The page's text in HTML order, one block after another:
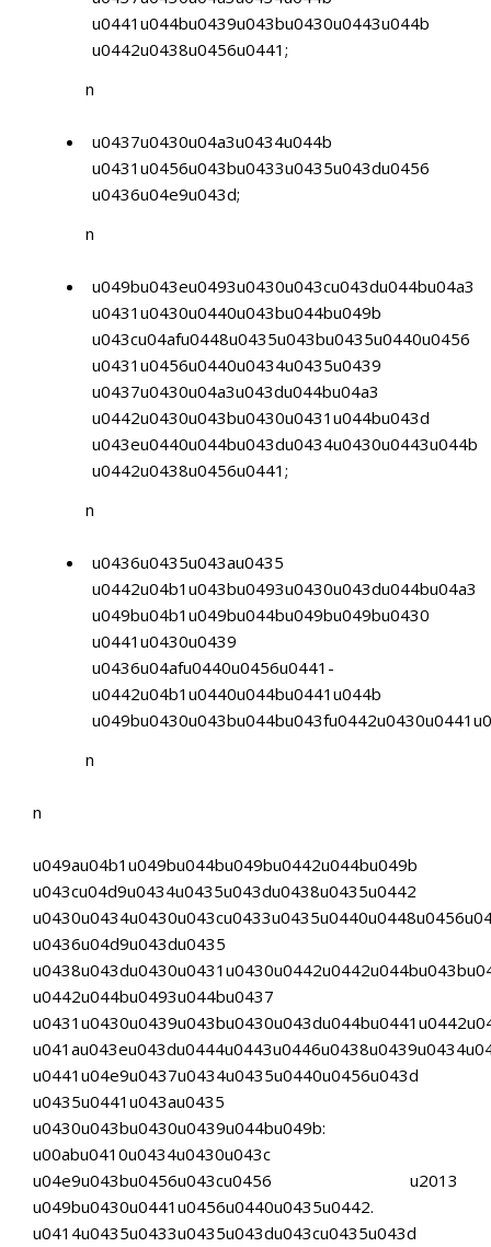
u0441u044bu0439u043bu0430u0443u044b
u0442u0438u0456u0441;
n
u0437u0430u04a3u0434u044b
u0431u0456u043bu0433u0435u043du0456
u0436u04e9u043d;
n
u049bu043eu0493u0430u043cu043du044bu04a3
u0431u0430u0440u043bu044bu049b
u043cu04afu0448u0435u043bu0435u0440u0456
u0431u0456u0440u0434u0435u0439
u0437u0430u04a3u043du044bu04a3
u0442u0430u043bu0430u0431u044bu043d
u043eu0440u044bu043du0434u0430u0443u044b
u0442u0438u0456u0441;
n
u0436u0435u043au0435
u0442u04b1u043bu0493u0430u043du044bu04a3
u049bu04b1u049bu044bu049bu049bu0430
u0441u0430u0439
u0436u04afu0440u0456u0441-
u0442u04b1u0440u044bu0441u044b
n
n
u049au04b1u049bu044bu049bu0442u044bu049b
u043cu04d9u0434u0435u043du0438u0435u0442
u0436u04d9u043du0435
u0442u044bu0493u044bu0437
u0441u04e9u0437u0434u0435u0440u0456u043d
u0435u0441u043au0435
u0430u043bu0430u0439u044bu049b:
u00abu0410u0434u0430u043c
u04e9u043bu0456u043cu0456 u2013
u049bu0430u0441u0456u0440u0435u0442.
u0414u0435u0433u0435u043du043cu0435u043d